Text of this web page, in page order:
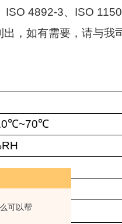
可以帮
ISO 4892-3、 ISO
，如有需要，请与我
℃~70℃